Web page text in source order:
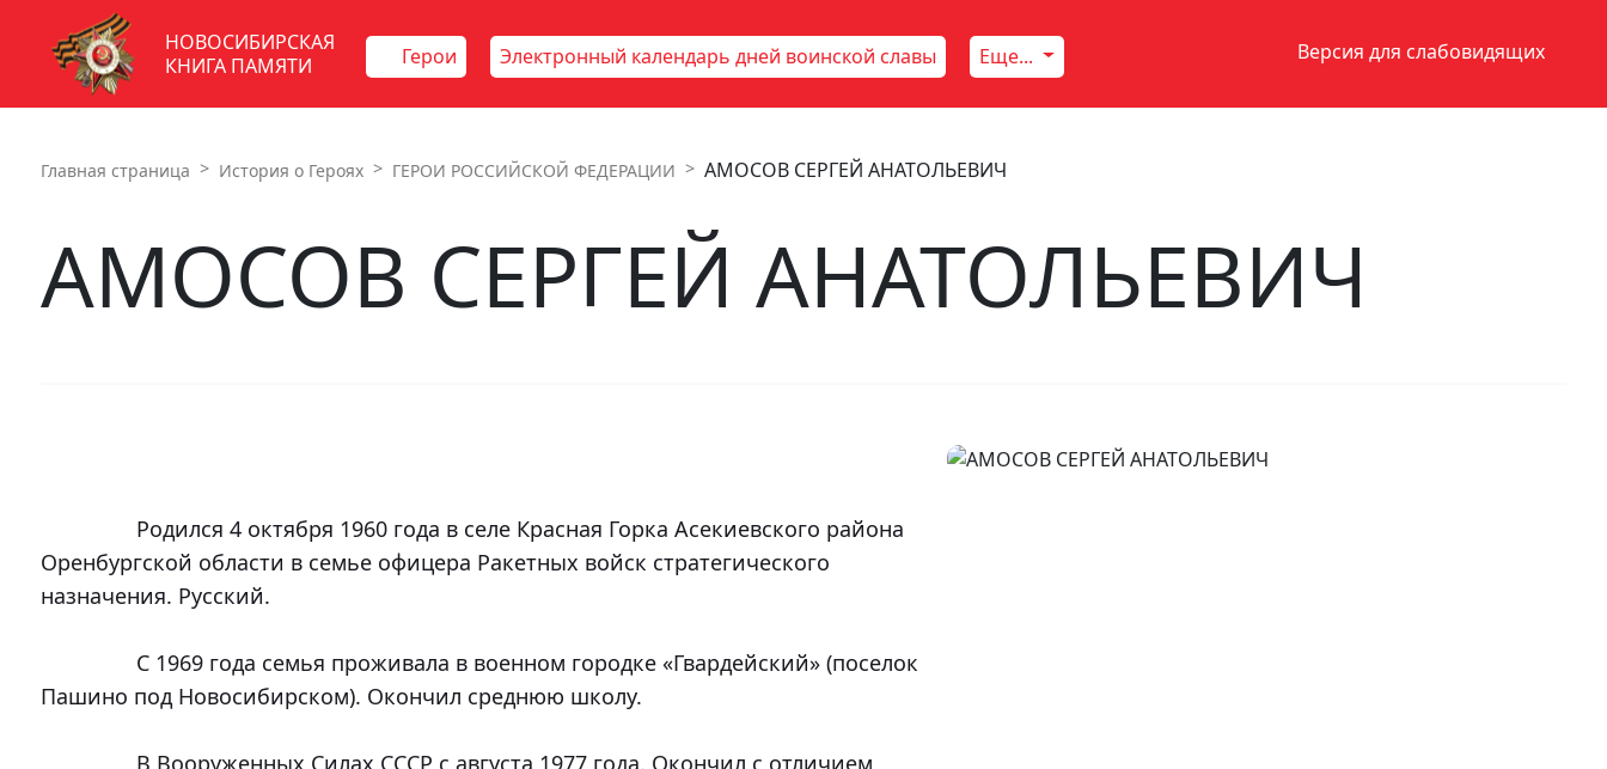
НОВОСИБИРСКАЯ
КНИГА ПАМЯТИ
Герои Электронный календарь дней воинской славы Еще... Версия для слабовидящих
Главная страница История о Героях ГЕРОИ РОССИЙСКОЙ ФЕДЕРАЦИИ АМОСОВ СЕРГЕЙ АНАТОЛЬЕВИЧ
АМОСОВ СЕРГЕЙ АНАТОЛЬЕВИЧ
Оренбургской области в семье офицера Ракетных войск стратегического
назначения. Русский.
Пашино под Новосибирском). Окончил среднюю школу.